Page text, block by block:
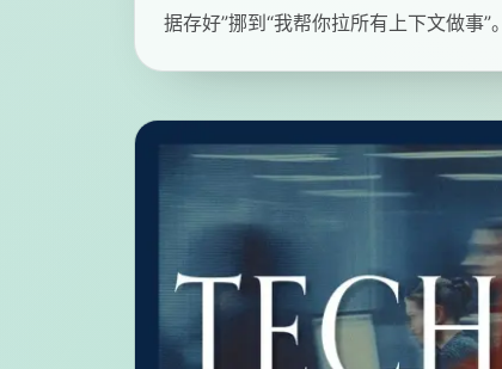
据存好”挪到“我帮你拉所有上下文做事”。